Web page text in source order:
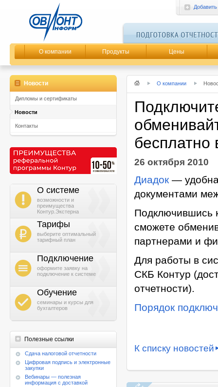
О компании Продукты Цены
Новости
Дипломы и сертификаты
Новости
Контакты
i
О системе
возможности и
преимущества
Контур.Экстерна
b
Тарифы
выберите оптимальный
тарифный план
h
Подключение
оформите заявку на
подключение к системе
g
Обучение
семинары и курсы для
бухгалтеров
Полезные ссылки
Cдача налоговой отчетности
Цифровая подпись и электронные
закупки
Вебинары — полезная
информация с доставкой
О компании
бесплатно
26 октября 2010
Диадок —
документами
Подключившись
сможете
партнерами и
Для работы в
СКБ Контур
отчетности).
Порядок
К списку новостей